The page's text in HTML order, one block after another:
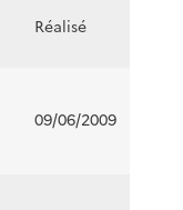
Réalisé
09/06/2009